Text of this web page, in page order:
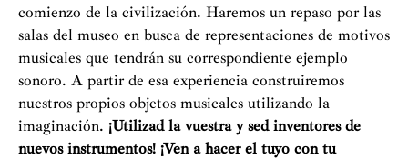
comienzo de la civilización. Haremos un repaso por las
salas del museo en busca de representaciones de motivos
musicales que tendrán su correspondiente ejemplo
sonoro. A partir de esa experiencia construiremos
nuestros propios objetos musicales utilizando la
imaginación. ¡Utilizad la vuestra y sed inventores de
nuevos instrumentos! ¡Ven a hacer el tuyo con tu